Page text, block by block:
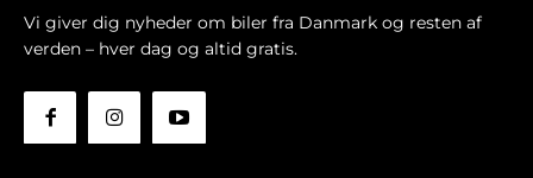
Vi giver dig nyheder om biler fra Danmark og resten af
verden – hver dag og altid gratis.